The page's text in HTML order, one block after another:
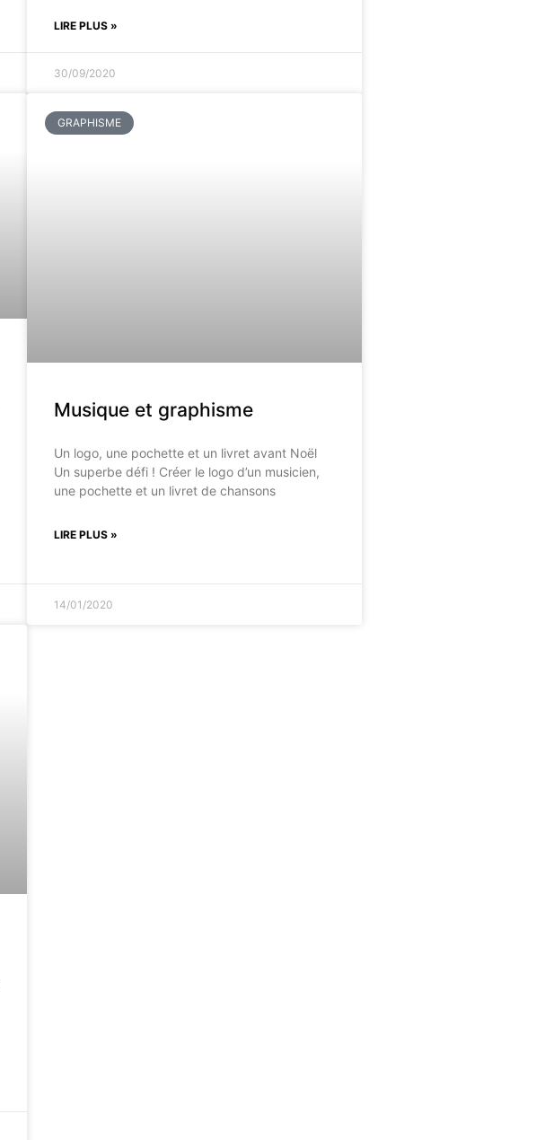
LIRE PLUS »
30/09/2020
GRAPHISME
Musique et graphisme
Un logo, une pochette et un livret avant Noël
Un superbe défi ! Créer le logo d’un musicien,
une pochette et un livret de chansons
LIRE PLUS »
14/01/2020